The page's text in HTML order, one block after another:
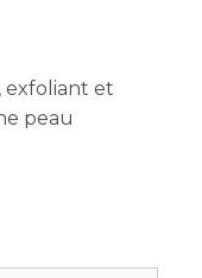
exfoliant et
peau